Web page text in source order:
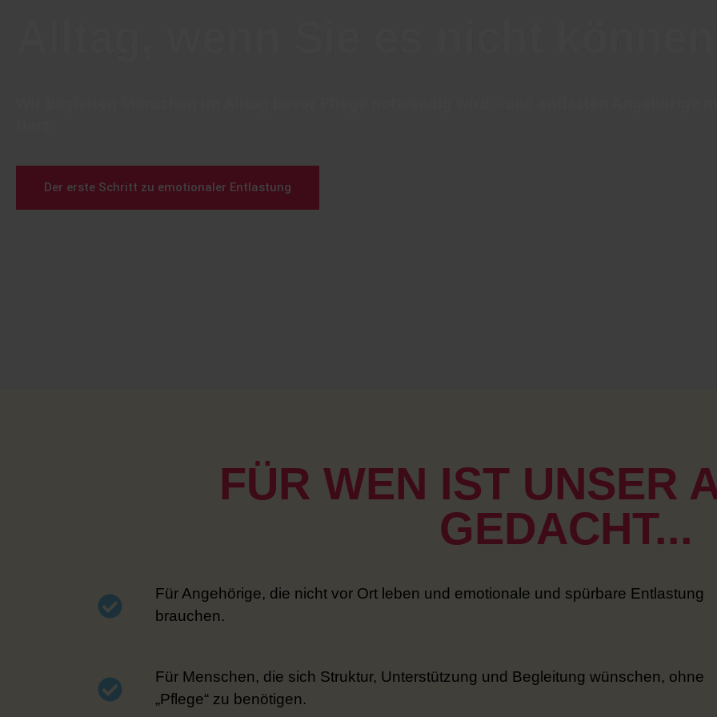
Der erste Schritt zu emotionaler Entlastung
FÜR WEN IST UNSER
GEDACHT...
Für Angehörige, die nicht vor Ort leben und emotionale und spürbare Entlastung
brauchen.
Für Menschen, die sich Struktur, Unterstützung und Begleitung wünschen, ohne
„Pflege“ zu benötigen.